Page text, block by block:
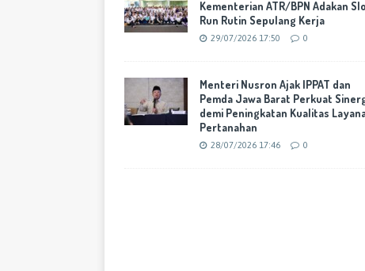
Kementerian ATR/BPN Adakan
Run Rutin Sepulang Kerja
29/07/2026 17:50 0
Menteri Nusron Ajak IPPAT dan
Pemda Jawa Barat Perkuat
demi Peningkatan Kualitas
Pertanahan
28/07/2026 17:46 0